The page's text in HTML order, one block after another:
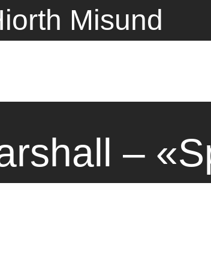
Misund
–